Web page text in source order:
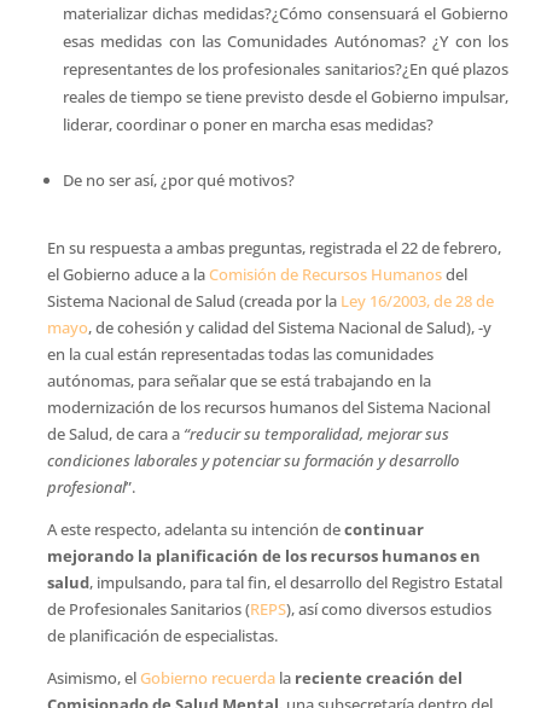
materializar dichas medidas?¿Cómo consensuará el Gobierno
esas medidas con las Comunidades Autónomas? ¿Y con los
representantes de los profesionales sanitarios?¿En qué plazos
reales de tiempo se tiene previsto desde el Gobierno impulsar,
liderar, coordinar o poner en marcha esas medidas?
De no ser así, ¿por qué motivos?
En su respuesta a ambas preguntas, registrada el 22 de febrero,
el Gobierno aduce a laComisión de Recursos Humanosdel
Sistema Nacional de Salud (creada por la Ley 16/2003, de 28 de
mayo, de cohesión y calidad del Sistema Nacional de Salud), -y
en la cual están representadas todas las comunidades
autónomas, para señalar que se está trabajando en la
modernización de los recursos humanos del Sistema Nacional
de Salud, de cara a “reducir su temporalidad, mejorar sus
condiciones laborales y potenciar su formación y desarrollo
profesional”.
A este respecto, adelanta su intención decontinuar
mejorando la planificación de los recursos humanos en
salud, impulsando, para tal fin, el desarrollo del Registro Estatal
de Profesionales Sanitarios (REPS), así como diversos estudios
de planificación de especialistas.
Asimismo, elGobierno recuerdala reciente creación del